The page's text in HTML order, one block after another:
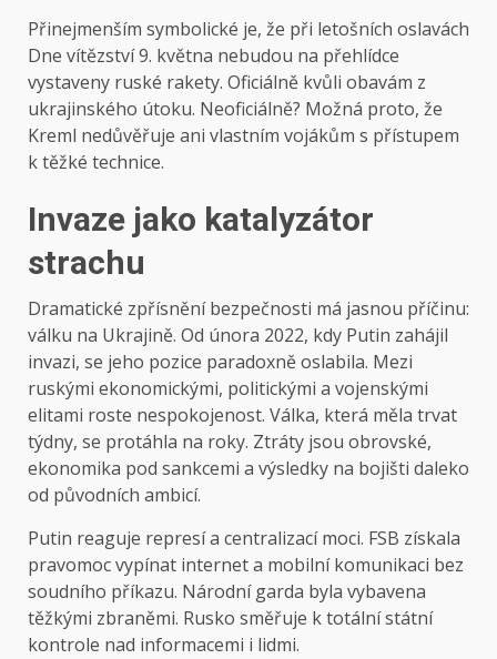
Přinejmenším symbolické je, že při letošních oslavách
Dne vítězství 9. května nebudou na přehlídce
vystaveny ruské rakety. Oficiálně kvůli obavám z
ukrajinského útoku. Neoficiálně? Možná proto, že
Kreml nedůvěřuje ani vlastním vojákům s přístupem
k těžké technice.
Invaze jako katalyzátor
strachu
Dramatické zpřísnění bezpečnosti má jasnou příčinu:
válku na Ukrajině. Od února 2022, kdy Putin zahájil
invazi, se jeho pozice paradoxně oslabila. Mezi
ruskými ekonomickými, politickými a vojenskými
elitami roste nespokojenost. Válka, která měla trvat
týdny, se protáhla na roky. Ztráty jsou obrovské,
ekonomika pod sankcemi a výsledky na bojišti daleko
od původních ambicí.
Putin reaguje represí a centralizací moci. FSB získala
pravomoc vypínat internet a mobilní komunikaci bez
soudního příkazu. Národní garda byla vybavena
těžkými zbraněmi. Rusko směřuje k totální státní
kontrole nad informacemi i lidmi.